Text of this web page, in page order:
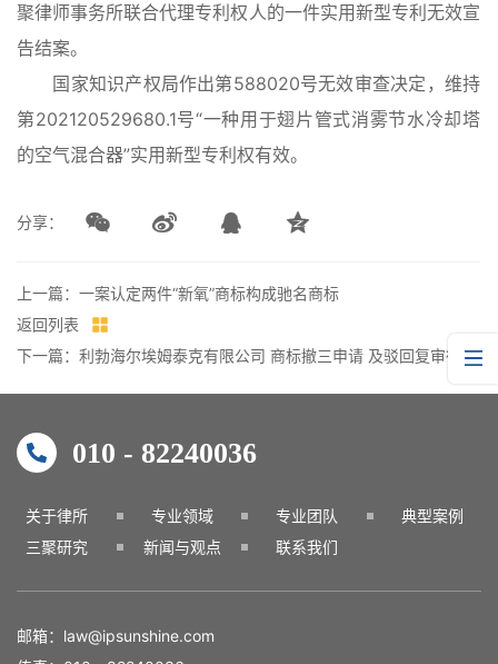
聚律师事务所联合代理专利权人的一件实用新型专利无效宣
告结案。
国家知识产权局作出第588020号无效审查决定，维持
第202120529680.1号“一种用于翅片管式消雾节水冷却塔
的空气混合器”实用新型专利权有效。
分享：
上一篇：一案认定两件“新氧”商标构成驰名商标
返回列表
下一篇：利勃海尔埃姆泰克有限公司 商标撤三申请 及驳回复审行政诉讼案
010 - 82240036
关于律所 专业领域 专业团队
典型案例
三聚研究
新闻与观点 联系我们
邮箱： law@ipsunshine.com